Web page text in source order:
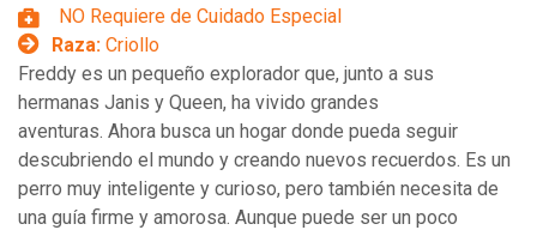
NO Requiere de Cuidado Especial
Raza: Criollo
Freddy es un pequeño explorador que, junto a sus
hermanas Janis y Queen, ha vivido grandes
aventuras. Ahora busca un hogar donde pueda seguir
descubriendo el mundo y creando nuevos recuerdos. Es un
perro muy inteligente y curioso, pero también necesita de
una guía firme y amorosa. Aunque puede ser un poco